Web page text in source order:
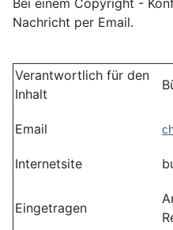
Nachricht per Email.
Verantwortlich für den
Inhalt
Email
Internetsite
Eingetragen